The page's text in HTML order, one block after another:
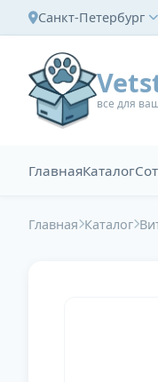
Санкт-Петербург
все для
ГлавнаяКаталог
Главная Каталог